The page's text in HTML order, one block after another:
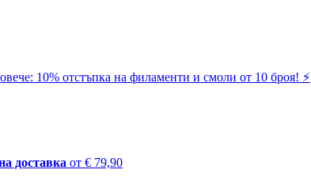
10% отстъпка на филаменти и смоли от 10 броя! ⚡️
доставка от € 79,90